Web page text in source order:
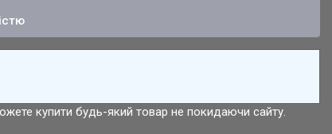
купити будь-який товар не покидаючи сайту.